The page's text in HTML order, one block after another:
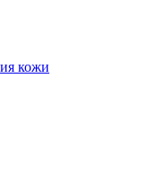
кожи